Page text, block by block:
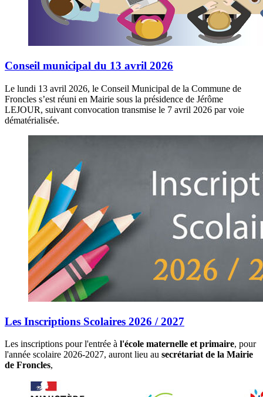
Conseil municipal du 13 avril 2026
Le lundi 13 avril 2026, le Conseil Municipal de la Commune de
Froncles s’est réuni en Mairie sous la présidence de Jérôme
LEJOUR, suivant convocation transmise le 7 avril 2026 par voie
dématérialisée.
Les Inscriptions Scolaires 2026 / 2027
Les inscriptions pour l'entrée à l'école maternelle et primaire, pour
l'année scolaire 2026-2027, auront lieu au secrétariat de la Mairie
de Froncles,